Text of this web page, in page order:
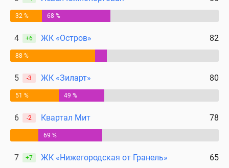
32 % 68 %
4 +6 ЖК «Остров» 82
88 %
5 -3 ЖК «Зиларт» 80
51 % 49 %
6 -2 Квартал Мит 78
69 %
7 +7 ЖК «Нижегородская от Гранель» 65